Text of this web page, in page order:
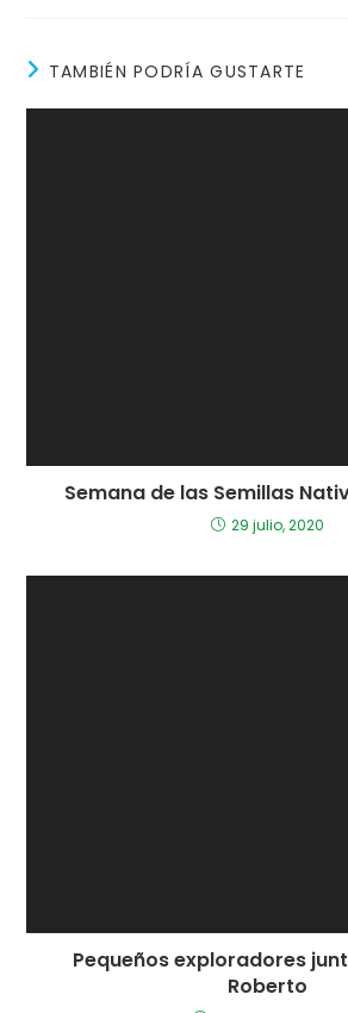
TAMBIÉN PODRÍA GUSTARTE
Semana de las Semillas
29 julio, 2020
Pequeños exploradores
Roberto